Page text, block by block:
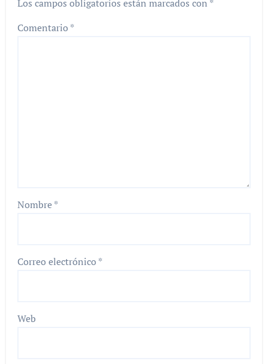
Los campos obligatorios están marcados con *
Comentario *
Nombre*
Correo electrónico *
Web